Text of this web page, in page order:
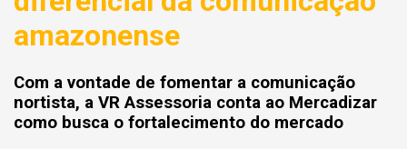
amazonense
Com a vontade de fomentar a comunicação
nortista, a VR Assessoria conta ao Mercadizar
como busca o fortalecimento do mercado